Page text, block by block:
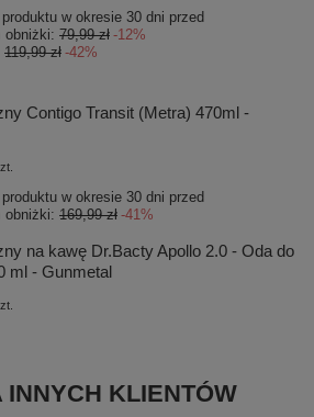
w okresie 30 dni przed
obniżki: 79,99 zł -12%
119,99 zł -42%
Contigo Transit (Metra) 470ml -
w okresie 30 dni przed
obniżki: 169,99 zł -41%
na kawę Dr.Bacty Apollo 2.0 - Oda do
ml - Gunmetal
INNYCH KLIENTÓW